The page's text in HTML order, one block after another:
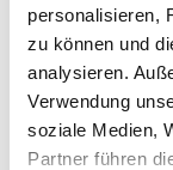
personalisieren,
zu können und
analysieren.
Verwendung
soziale Medien,
Partner führen